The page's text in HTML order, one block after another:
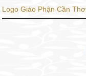
Logo Giáo Phận Cần Thơ